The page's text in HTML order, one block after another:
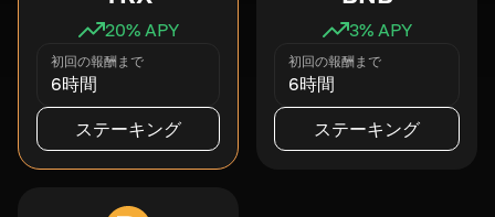
20% APY
初回の報酬まで
6時間
ステーキング
3% APY
初回の報酬まで
6時間
ステーキング